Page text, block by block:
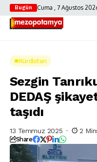
Bugün Cuma , 7 Ağustos
Kürdistan
Sezgin
DEDAŞ
taşıdı
13 Temmuz 2025 2
Share